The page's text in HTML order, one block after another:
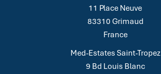
11 Place Neuve
83310 Grimaud
France
Med-Estates Saint-Tropez
9 Bd Louis Blanc